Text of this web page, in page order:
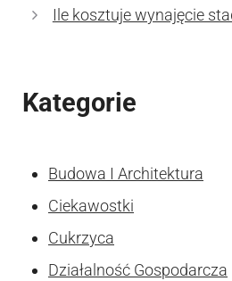
Ile kosztuje wynajęcie
Kategorie
Budowa I Architektura
Ciekawostki
Cukrzyca
Działalność Gospodarcza